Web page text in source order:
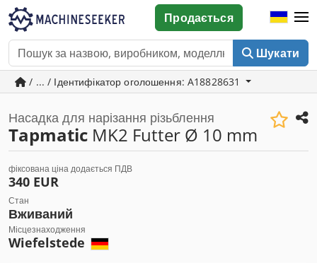
Шукати
Продається
/ ... / Ідентифікатор оголошення: A18828631
Насадка для нарізання різьблення
Tapmatic MK2 Futter Ø 10 mm
фіксована ціна додається ПДВ
340 EUR
Стан
Вживаний
Місцезнаходження
Wiefelstede